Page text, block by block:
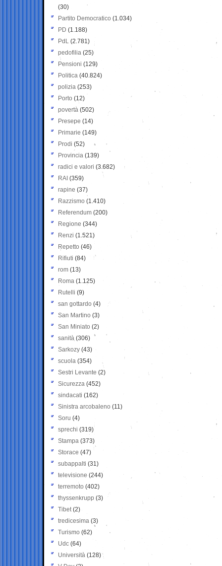
(30)
Partito Democratico (1.034)
PD (1.188)
PdL (2.781)
pedofilia (25)
Pensioni (129)
Politica (40.824)
polizia (253)
Porto (12)
povertà (502)
Presepe (14)
Primarie (149)
Prodi (52)
Provincia (139)
radici e valori (3.682)
RAI (359)
rapine (37)
Razzismo (1.410)
Referendum (200)
Regione (344)
Renzi (1.521)
Repetto (46)
Rifiuti (84)
rom (13)
Roma (1.125)
Rutelli (9)
san gottardo (4)
San Martino (3)
San Miniato (2)
sanità (306)
Sarkozy (43)
scuola (354)
Sestri Levante (2)
Sicurezza (452)
sindacati (162)
Sinistra arcobaleno (11)
Soru (4)
sprechi (319)
Stampa (373)
Storace (47)
subappalti (31)
televisione(244)
terremoto (402)
thyssenkrupp (3)
Tibet(2)
tredicesima (3)
Turismo (62)
Udc (64)
Università (128)